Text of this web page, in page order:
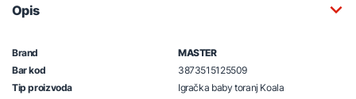
Opis
Brand
MASTER
Bar kod
3873515125509
Tip proizvoda
Igračka baby toranj Koala